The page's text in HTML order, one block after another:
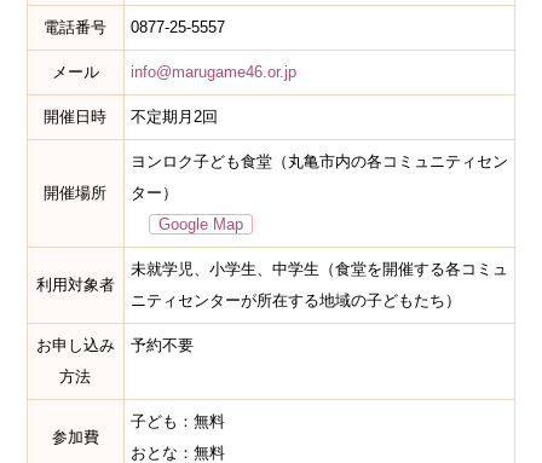
電話番号 0877-25-5557
メール info@marugame46.or.jp
開催日時 不定期月2回
開催場所
ヨンロク子ども食堂（丸亀市内の各コミュニティセン
ター）
Google Map
利用対象者
未就学児、小学生、中学生（食堂を開催する各コミュ
ニティセンターが所在する地域の子どもたち）
お申し込み
方法
予約不要
参加費
子ども：無料
おとな：無料